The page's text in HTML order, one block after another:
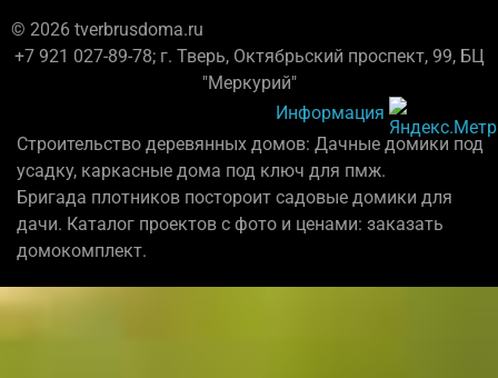
© 2026 tverbrusdoma.ru
+7 921 027-89-78; г. Тверь, Октябрьский проспект, 99, БЦ
"Меркурий"
Информация
Строительство деревянных домов: Дачные домики под
усадку, каркасные дома под ключ для пмж.
Бригада плотников постороит садовые домики для
дачи. Каталог проектов с фото и ценами: заказать
домокомплект.